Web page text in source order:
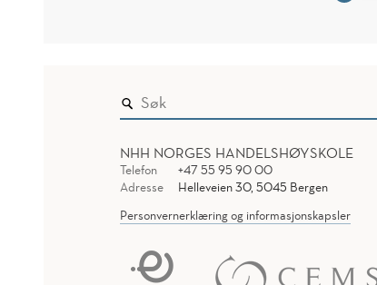
NHH NORGES HANDELSHØYSKOLE
Telefon
+47 55 95 90 00
Adresse
Helleveien 30, 5045 Bergen
Personvernerklæring og informasjonskapsler